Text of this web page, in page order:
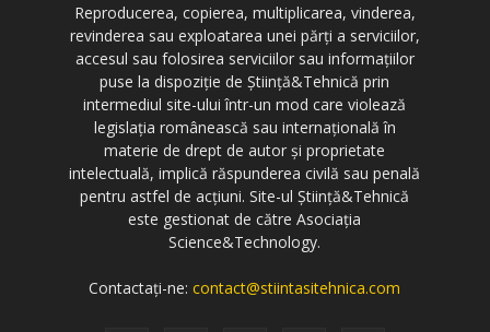
Reproducerea, copierea, multiplicarea, vinderea,
revinderea sau exploatarea unei părți a serviciilor,
accesul sau folosirea serviciilor sau informațiilor
puse la dispoziție de Știință&Tehnică prin
intermediul site-ului într-un mod care violează
legislația românească sau internațională în
materie de drept de autor și proprietate
intelectuală, implică răspunderea civilă sau penală
pentru astfel de acțiuni. Site-ul Știință&Tehnică
este gestionat de către Asociația
Science&Technology.
Contactați-ne:contact@stiintasitehnica.com